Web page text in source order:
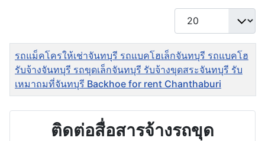
แสดง #
ชื่อ
รถแม็คโครให้เช่าจันทบุรี รถแบคโฮเล็กจันทบุรี รถแบคโฮ
รับจ้างจันทบุรี รถขุดเล็กจันทบุรี รับจ้างขุดสระจันทบุรี รับ
เหมาถมที่จันทบุรี Backhoe for rent Chanthaburi
ติดต่อสื่อสารจ้างรถขุด